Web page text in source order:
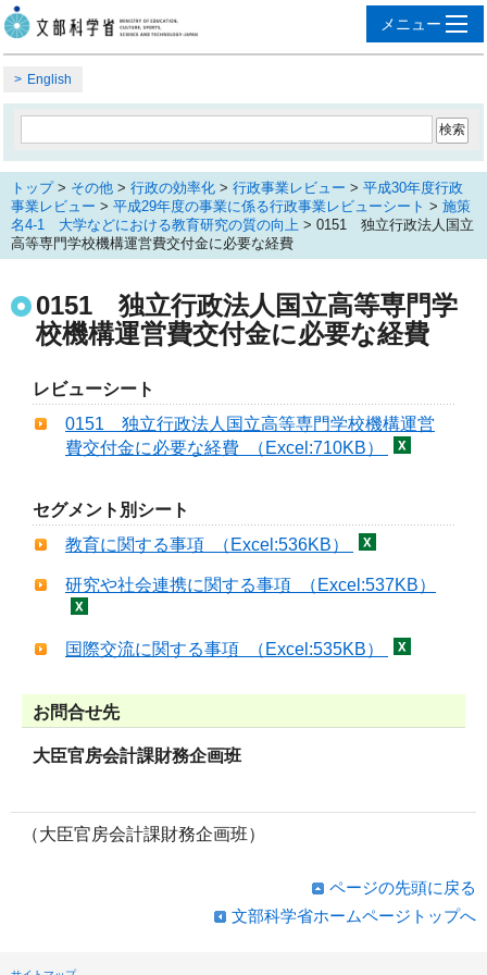
English
トップ> その他 > 行政の効率化 > 行政事業レビュー > 平成30年度行政
事業レビュー > 平成29年度の事業に係る行政事業レビューシート > 施策
名4-1 大学などにおける教育研究の質の向上 > 0151 独立行政法人国立
高等専門学校機構運営費交付金に必要な経費
0151 独立行政法人国立高等専門学
校機構運営費交付金に必要な経費
レビューシート
0151 独立行政法人国立高等専門学校機構運営
費交付金に必要な経費 （Excel:710KB）
セグメント別シート
教育に関する事項 （Excel:536KB）
研究や社会連携に関する事項 （Excel:537KB）
国際交流に関する事項 （Excel:535KB）
お問合せ先
大臣官房会計課財務企画班
（大臣官房会計課財務企画班）
ページの先頭に戻る
文部科学省ホームページトップへ